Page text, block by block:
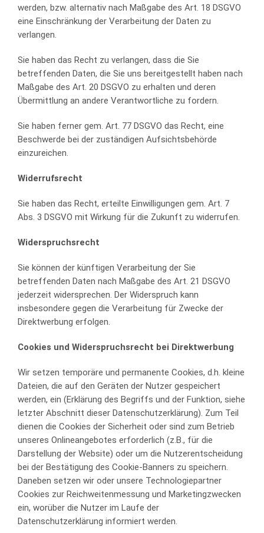
werden, bzw. alternativ nach Maßgabe des Art. 18 DSGVO
eine Einschränkung der Verarbeitung der Daten zu
verlangen.
Sie haben das Recht zu verlangen, dass die Sie
betreffenden Daten, die Sie uns bereitgestellt haben nach
Maßgabe des Art. 20 DSGVO zu erhalten und deren
Übermittlung an andere Verantwortliche zu fordern.
Sie haben ferner gem. Art. 77 DSGVO das Recht, eine
Beschwerde bei der zuständigen Aufsichtsbehörde
einzureichen.
Widerrufsrecht
Sie haben das Recht, erteilte Einwilligungen gem. Art. 7
Abs. 3 DSGVO mit Wirkung für die Zukunft zu widerrufen.
Widerspruchsrecht
Sie können der künftigen Verarbeitung der Sie
betreffenden Daten nach Maßgabe des Art. 21 DSGVO
jederzeit widersprechen. Der Widerspruch kann
insbesondere gegen die Verarbeitung für Zwecke der
Direktwerbung erfolgen.
Cookies und Widerspruchsrecht bei Direktwerbung
Wir setzen temporäre und permanente Cookies, d.h. kleine
Dateien, die auf den Geräten der Nutzer gespeichert
werden, ein (Erklärung des Begriffs und der Funktion, siehe
letzter Abschnitt dieser Datenschutzerklärung). Zum Teil
dienen die Cookies der Sicherheit oder sind zum Betrieb
unseres Onlineangebotes erforderlich (z.B., für die
Darstellung der Website) oder um die Nutzerentscheidung
bei der Bestätigung des Cookie-Banners zu speichern.
Daneben setzen wir oder unsere Technologiepartner
Cookies zur Reichweitenmessung und Marketingzwecken
ein, worüber die Nutzer im Laufe der
Datenschutzerklärung informiert werden.